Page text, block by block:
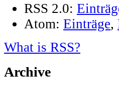
RSS 2.0:
Atom: Einträge,
What is RSS?
Archive